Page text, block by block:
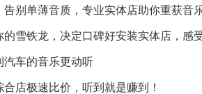
告别单薄音质，专业实体店助你重获音
的雪铁龙，决定口碑好安装实体店，感
汽车的音乐更动听
店极速比价，听到就是赚到！